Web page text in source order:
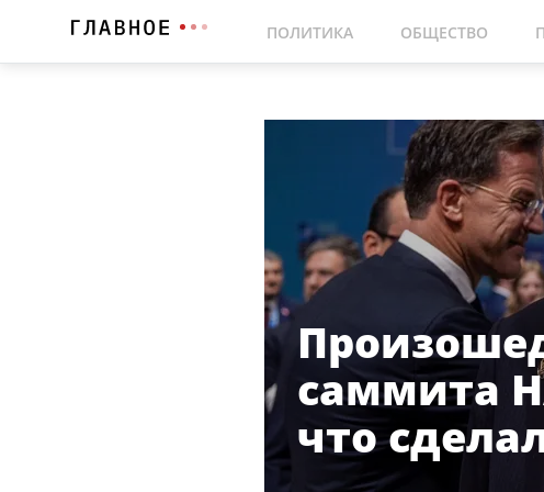
ПОЛИТИКА ОБЩЕСТВО
саммита
что